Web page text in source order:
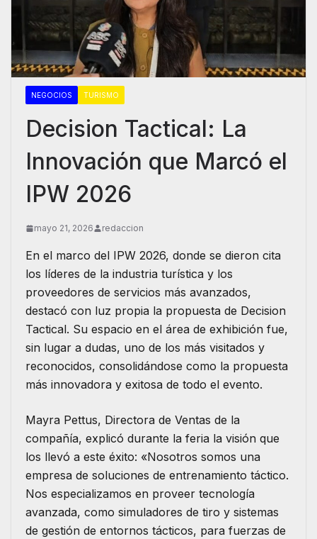
NEGOCIOS TURISMO
Decision Tactical: La
Innovación que Marcó el
IPW 2026
mayo 21, 2026 redaccion
En el marco del IPW 2026, donde se dieron cita
los líderes de la industria turística y los
proveedores de servicios más avanzados,
destacó con luz propia la propuesta de Decision
Tactical. Su espacio en el área de exhibición fue,
sin lugar a dudas, uno de los más visitados y
reconocidos, consolidándose como la propuesta
más innovadora y exitosa de todo el evento.
Mayra Pettus, Directora de Ventas de la
compañía, explicó durante la feria la visión que
los llevó a este éxito: «Nosotros somos una
empresa de soluciones de entrenamiento táctico.
Nos especializamos en proveer tecnología
avanzada, como simuladores de tiro y sistemas
de gestión de entornos tácticos, para fuerzas de